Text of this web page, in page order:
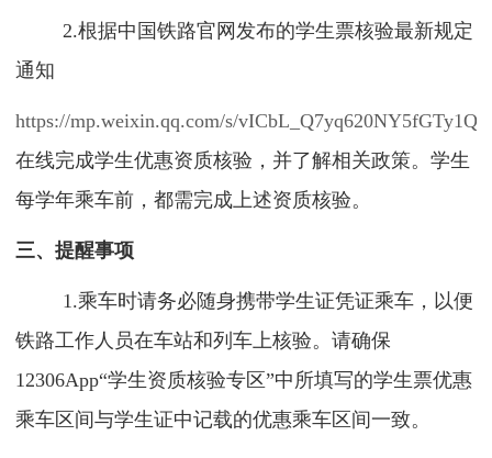
2.根据中国铁路官网发布的学生票核验最新规定
通知
https://mp.weixin.qq.com/s/vICbL_Q7yq620NY5fGTy1Q
在线完成学生优惠资质核验，并了解相关政策。学生
每学年乘车前，都需完成上述资质核验。
三、提醒事项
1.乘车时请务必随身携带学生证凭证乘车，以便
铁路工作人员在车站和列车上核验。请确保
12306App“学生资质核验专区”中所填写的学生票优惠
乘车区间与学生证中记载的优惠乘车区间一致。